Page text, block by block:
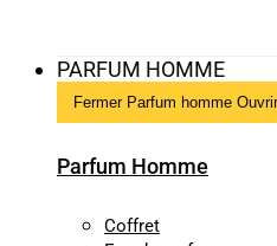
PARFUM HOMME
Fermer Parfum homme
Parfum Homme
Coffret